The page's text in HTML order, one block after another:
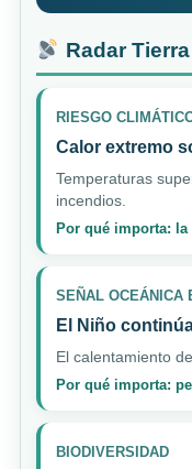
Radar Tierra
RIESGO
Calor extremo
Temperaturas
incendios.
Por qué importa:
SEÑAL OCEÁNICA
El Niño
El calentamiento
Por qué importa:
BIODIVERSIDAD